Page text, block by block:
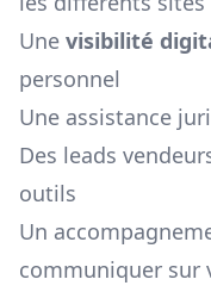
Une visibilité
personnel
Une assistance
Des leads
outils
Un
communiquer sur